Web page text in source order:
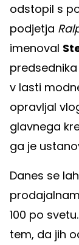
odstopil s
podjetja
imenoval
v lasti
opravljal
glavnega
ga je
Danes se
100 po
tem, da jih